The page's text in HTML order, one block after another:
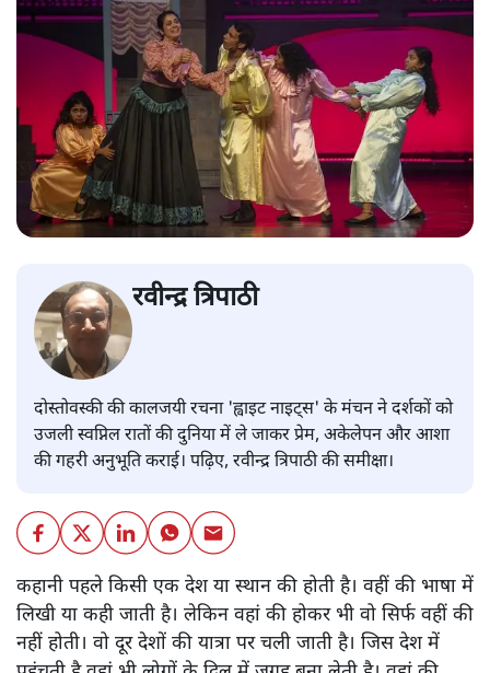
रवीन्द्र त्रिपाठी
दोस्तोवस्की की कालजयी रचना 'ह्वाइट नाइट्स' के मंचन ने दर्शकों को
उजली स्वप्निल रातों की दुनिया में ले जाकर प्रेम, अकेलेपन और आशा
की गहरी अनुभूति कराई। पढ़िए, रवीन्द्र त्रिपाठी की समीक्षा।
कहानी पहले किसी एक देश या स्थान की होती है। वहीं की भाषा में
लिखी या कही जाती है। लेकिन वहां की होकर भी वो सिर्फ वहीं की
नहीं होती। वो दूर देशों की यात्रा पर चली जाती है। जिस देश में